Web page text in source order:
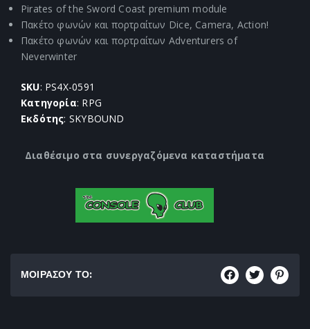
Pirates of the Sword Coast premium module
Πακέτο φωνών και πορτραίτων Dice, Camera, Action!
Πακέτο φωνών και πορτραίτων Adventurers of
Neverwinter
SKU: PS4X-0591
Κατηγορία: RPG
Εκδότης: SKYBOUND
Διαθέσιμο στα συνεργαζόμενα καταστήματα
ΜΟΙΡΑΣΟΥ ΤΟ: